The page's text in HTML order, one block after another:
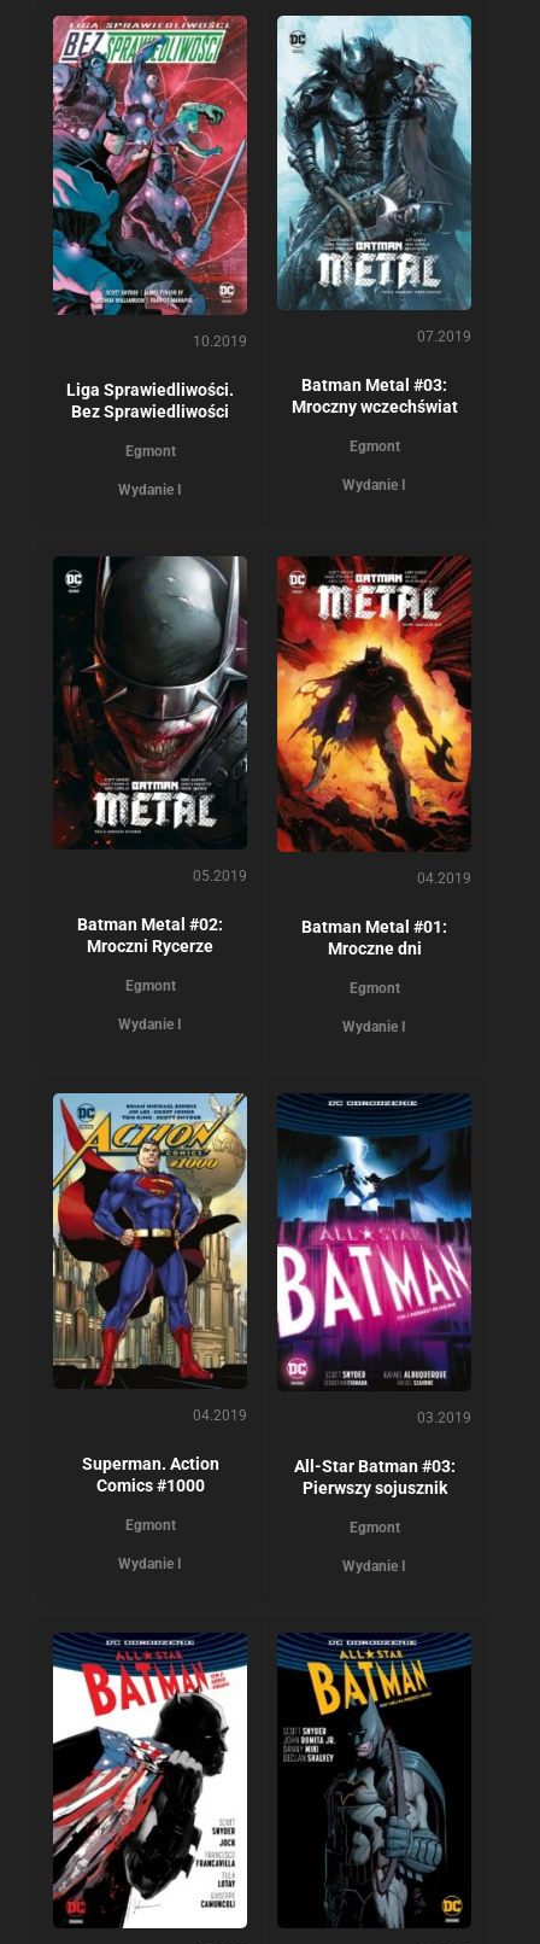
10.2019
Liga Sprawiedliwości.
Bez Sprawiedliwości
Egmont
Wydanie I
07.2019
Batman Metal #03:
Mroczny wczechświat
Egmont
Wydanie I
05.2019
Batman Metal #02:
Mroczni Rycerze
Egmont
Wydanie I
04.2019
Batman Metal #01:
Mroczne dni
Egmont
Wydanie I
04.2019
Superman. Action
Comics #1000
Egmont
Wydanie I
03.2019
All-Star Batman #03:
Pierwszy sojusznik
Egmont
Wydanie I